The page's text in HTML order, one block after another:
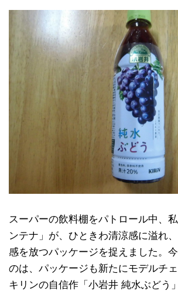
スーパーの飲料棚をパトロール中、
ンテナ」が、ひときわ清涼感に溢れ
感を放つパッケージを捉えました。
のは、パッケージも新たにモデルチ
キリンの自信作「小岩井 純水ぶどう